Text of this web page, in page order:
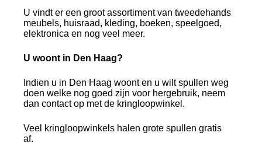
U vindt er een groot assortiment van tweedehands
meubels, huisraad, kleding, boeken, speelgoed,
elektronica en nog veel meer.
U woont in Den Haag?
Indien u in Den Haag woont en u wilt spullen weg
doen welke nog goed zijn voor hergebruik, neem
dan contact op met de kringloopwinkel.
Veel kringloopwinkels halen grote spullen gratis
af.